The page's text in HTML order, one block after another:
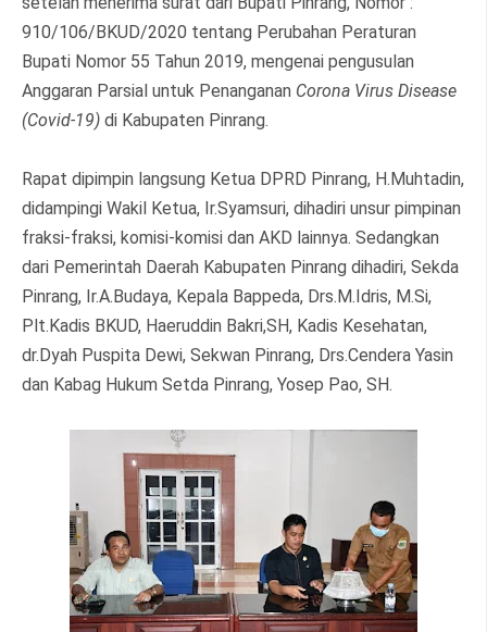
910/106/BKUD/2020 tentang Perubahan Peraturan
Bupati Nomor 55 Tahun 2019, mengenai pengusulan
Anggaran Parsial untuk Penanganan Corona Virus Disease
(Covid-19) di Kabupaten Pinrang.
Rapat dipimpin langsung Ketua DPRD Pinrang, H.Muhtadin,
didampingi Wakil Ketua, Ir.Syamsuri, dihadiri unsur pimpinan
fraksi-fraksi, komisi-komisi dan AKD lainnya. Sedangkan
dari Pemerintah Daerah Kabupaten Pinrang dihadiri, Sekda
Pinrang, Ir.A.Budaya, Kepala Bappeda, Drs.M.Idris, M.Si,
Plt.Kadis BKUD, Haeruddin Bakri,SH, Kadis Kesehatan,
dr.Dyah Puspita Dewi, Sekwan Pinrang, Drs.Cendera Yasin
dan Kabag Hukum Setda Pinrang, Yosep Pao, SH.